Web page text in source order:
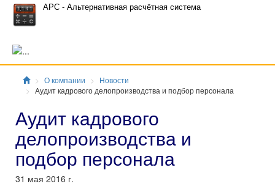
АРС - Альтернативная расчётная система
ГлавнаяО компании
Новости
Аудит кадрового делопроизводства и подбор персонала
Аудит кадрового
делопроизводства и
подбор персонала
31 мая 2016 г.